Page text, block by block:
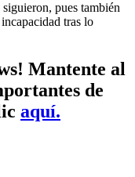
pues también
tras lo
Mantente al
de
aquí.